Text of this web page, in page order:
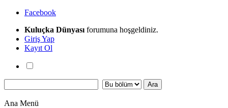
Facebook
Kuluçka Dünyası forumuna hoşgeldiniz.
Giriş Yap
Kayıt Ol
Ana Menü